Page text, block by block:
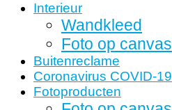
Interieur
Wandkleed
Foto op canvas
Buitenreclame
Coronavirus COVID-19
Fotoproducten